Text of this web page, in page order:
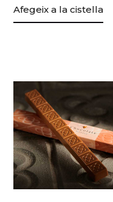
Afegeix a la cistella